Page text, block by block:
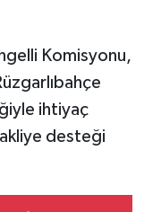
Komisyonu,
ihtiyaç
desteği